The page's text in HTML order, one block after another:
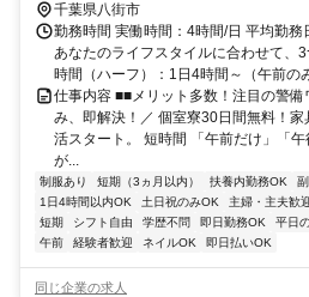
ア（八街駅、榎戸駅、南酒々井駅、千葉
千葉県八街市
勤務時間 実働時間：4時間/日 平均勤
あなたのライフスタイルに合わせて、
時間（ハーフ）：1日4時間～（午前の
仕事内容 ■■メリット多数！注目の警
み、即解決！／ 個室寮30日間無料！
活スタート。 短時間 「午前だけ」「
が...
制服あり 短期（3ヵ月以内） 扶養内勤務OK
1日4時間以内OK
土日祝のみOK 主婦・主夫歓
短期
シフト自由 学歴不問 即日勤務OK 平日
午前
経験者歓迎 ネイルOK 即日払いOK
同じ企業の求人